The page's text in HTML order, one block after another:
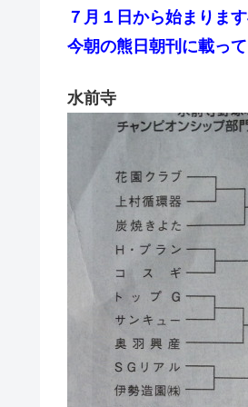
７月１日から始まりま
今朝の熊日朝刊に載って
水前寺